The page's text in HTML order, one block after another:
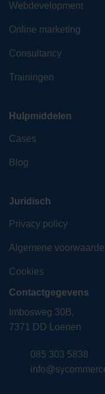
Webdevelopment
Online marketing
Consultancy
Trainingen
Hulpmiddelen
Cases
Blog
Juridisch
Privacy policy
Algemene
Cookies
Contactgegevens
Imbosweg 30B,
7371 DD Loenen
085 303 5838